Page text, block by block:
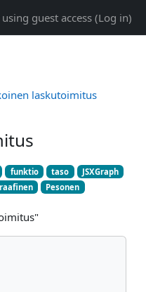
guest access (Log in)
laskutoimitus
funktio taso
JSXGraph
Pesonen